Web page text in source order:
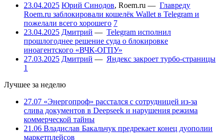
23.04.2025 Юрий Синодов, Roem.ru — Главреду
Roem.ru заблокировали кошелёк Wallet в Telegram и
пожелали всего хорошего 7
23.04.2025 Дмитрий — Telegram исполнил
прошлогоднее решение суда о блокировке
иноагентского «ВЧК-ОГПУ»
27.03.2025 Дмитрий — Яндекс закроет турбо-страницы
1
Лучшее за неделю
27.07 «Энергопроф» расстался с сотрудницей из-за
слива документов в Deepseek и нарушения режима
коммерческой тайны
21.06 Владислав Бакальчук предрекает конец дуополии
маркетплейсов